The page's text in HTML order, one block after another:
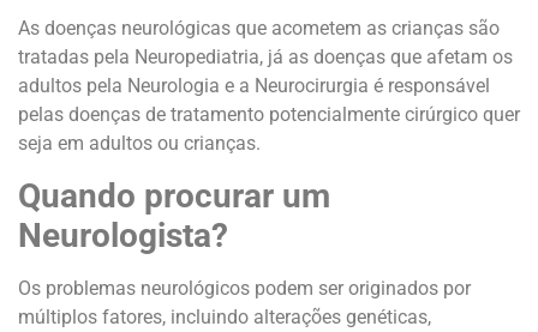
As doenças neurológicas que acometem as crianças são
tratadas pela Neuropediatria, já as doenças que afetam os
adultos pela Neurologia e a Neurocirurgia é responsável
pelas doenças de tratamento potencialmente cirúrgico quer
seja em adultos ou crianças.
Quando procurar um
Neurologista?
Os problemas neurológicos podem ser originados por
múltiplos fatores, incluindo alterações genéticas,